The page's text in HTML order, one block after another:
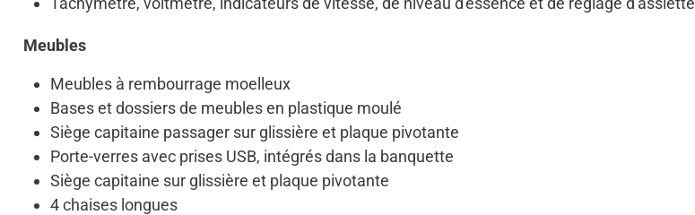
Meubles
Meubles à rembourrage moelleux
Bases et dossiers de meubles en plastique moulé
Siège capitaine passager sur glissière et plaque pivotante
Porte-verres avec prises USB, intégrés dans la banquette
Siège capitaine sur glissière et plaque pivotante
4 chaises longues